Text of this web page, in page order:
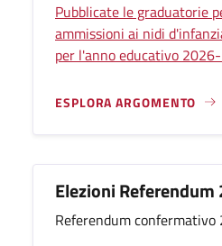
Pubblicate le graduatorie
ammissioni ai nidi
per l'anno educativo
ESPLORA ARGOMENTO
Elezioni Referendum
Referendum